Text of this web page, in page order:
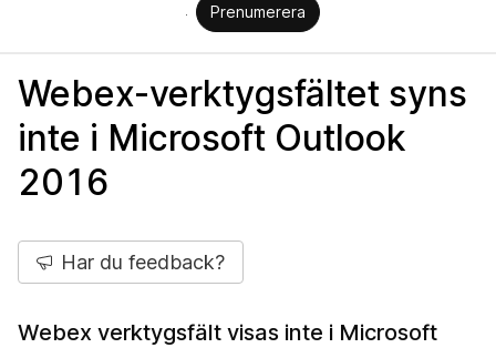
Prenumerera
Webex-verktygsfältet syns
inte i Microsoft Outlook
2016
Har du feedback?
Webex verktygsfält visas inte i Microsoft